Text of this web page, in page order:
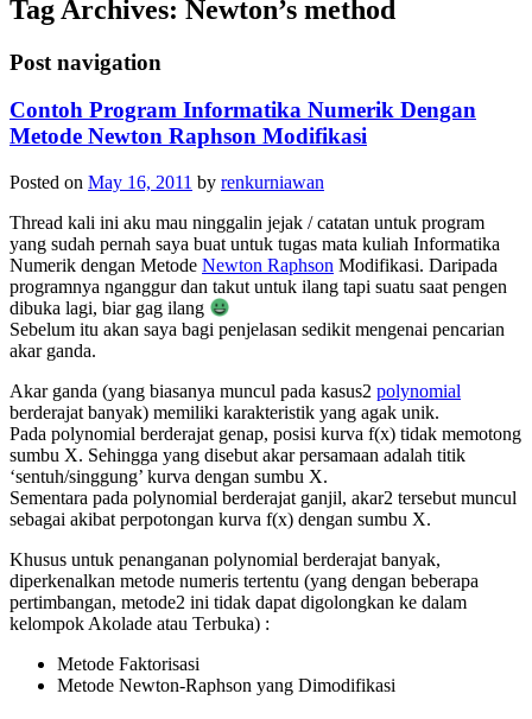
Tag Archives: Newton’s method
Post navigation
Contoh Program Informatika Numerik Dengan
Metode Newton Raphson Modifikasi
Posted on May 16, 2011 by renkurniawan
Thread kali ini aku mau ninggalin jejak / catatan untuk program
yang sudah pernah saya buat untuk tugas mata kuliah Informatika
Numerik dengan Metode Newton Raphson Modifikasi. Daripada
programnya nganggur dan takut untuk ilang tapi suatu saat pengen
dibuka lagi, biar gag ilang
Sebelum itu akan saya bagi penjelasan sedikit mengenai pencarian
akar ganda.
Akar ganda (yang biasanya muncul pada kasus2 polynomial
berderajat banyak) memiliki karakteristik yang agak unik.
Pada polynomial berderajat genap, posisi kurva f(x) tidak memotong
sumbu X. Sehingga yang disebut akar persamaan adalah titik
‘sentuh/singgung’ kurva dengan sumbu X.
Sementara pada polynomial berderajat ganjil, akar2 tersebut muncul
sebagai akibat perpotongan kurva f(x) dengan sumbu X.
Khusus untuk penanganan polynomial berderajat banyak,
diperkenalkan metode numeris tertentu (yang dengan beberapa
pertimbangan, metode2 ini tidak dapat digolongkan ke dalam
kelompok Akolade atau Terbuka) :
Metode Faktorisasi
Metode Newton-Raphson yang Dimodifikasi